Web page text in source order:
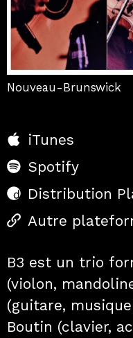
Nouveau-Brunswick
iTunes
Spotify
Distribution
Autre
B3 est un trio
(violon,
(guitare,
Boutin (clavier,